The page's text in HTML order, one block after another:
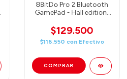
8BitDo Pro 2 Bluetooth
GamePad - Hall edition/
$129.500
$116.550 con Efectivo